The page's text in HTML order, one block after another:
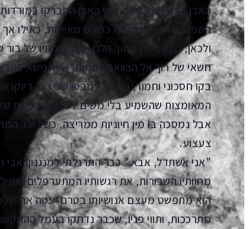
האבן בצלם של בשר. ניצי האבן התברקו
השפתיים הפיק רעננות כמעט מאיימת, כאילו אך
ולכאן, כממששת מתוך הלם את דופנותיו של
חשאי של רוך אל הצוואר המתוח, אשר נישא
בקו חסכוני וחמור, כנענה למבטו של צייר
המאומצות שהשמיע בלי משים לטלטלות קלות
אבל נמסכה בו מין חיוניות ממריצה, כשל ילד
צעצוע.
"אני אשתדל, אבא." כבר התרגלתי למנגנון: אבי
מחוותיו השבורות, את רגשותיו המתערפלים
הוא מתפשט מעצם אנושיותו בטרם יעטה את
מתרככות, ותווי פניו, שכבר נדחקו בעמל